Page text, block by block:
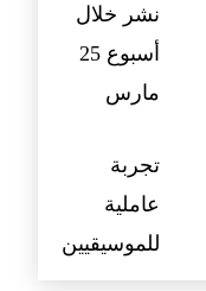
نشر خلال
أسبوع 25
مارس
تجربة
عاملية
للموسيقيين